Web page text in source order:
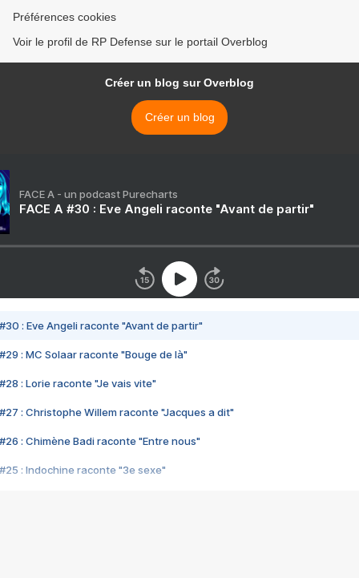
Préférences cookies
Voir le profil de RP Defense sur le portail Overblog
Créer un blog sur Overblog
Créer un blog
FACE A - un podcast Purecharts
FACE A #30 : Eve Angeli raconte "Avant de partir"
#30 : Eve Angeli raconte "Avant de partir"
#29 : MC Solaar raconte "Bouge de là"
#28 : Lorie raconte "Je vais vite"
#27 : Christophe Willem raconte "Jacques a dit"
#26 : Chimène Badi raconte "Entre nous"
#25 : Indochine raconte "3e sexe"